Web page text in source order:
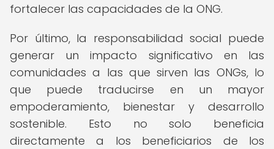
fortalecer las capacidades de la ONG.
Por último, la responsabilidad social puede
generar un impacto significativo en las
comunidades a las que sirven las ONGs, lo
que puede traducirse en un mayor
empoderamiento, bienestar y desarrollo
sostenible. Esto no solo beneficia
directamente a los beneficiarios de los